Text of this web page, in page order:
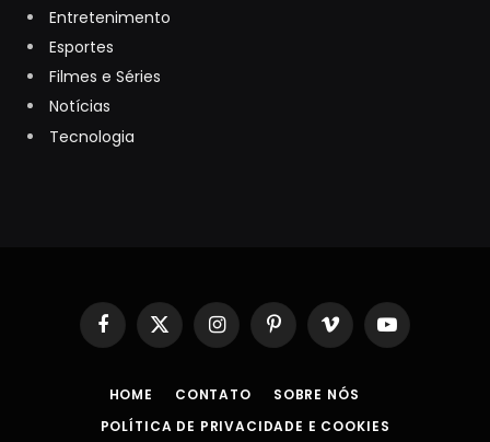
Entretenimento
Esportes
Filmes e Séries
Notícias
Tecnologia
Facebook
X
(Twitter)
InstagramPinterestVimeo YouTube
HOME CONTATO
SOBRE NÓS
POLÍTICA DE PRIVACIDADE E COOKIES